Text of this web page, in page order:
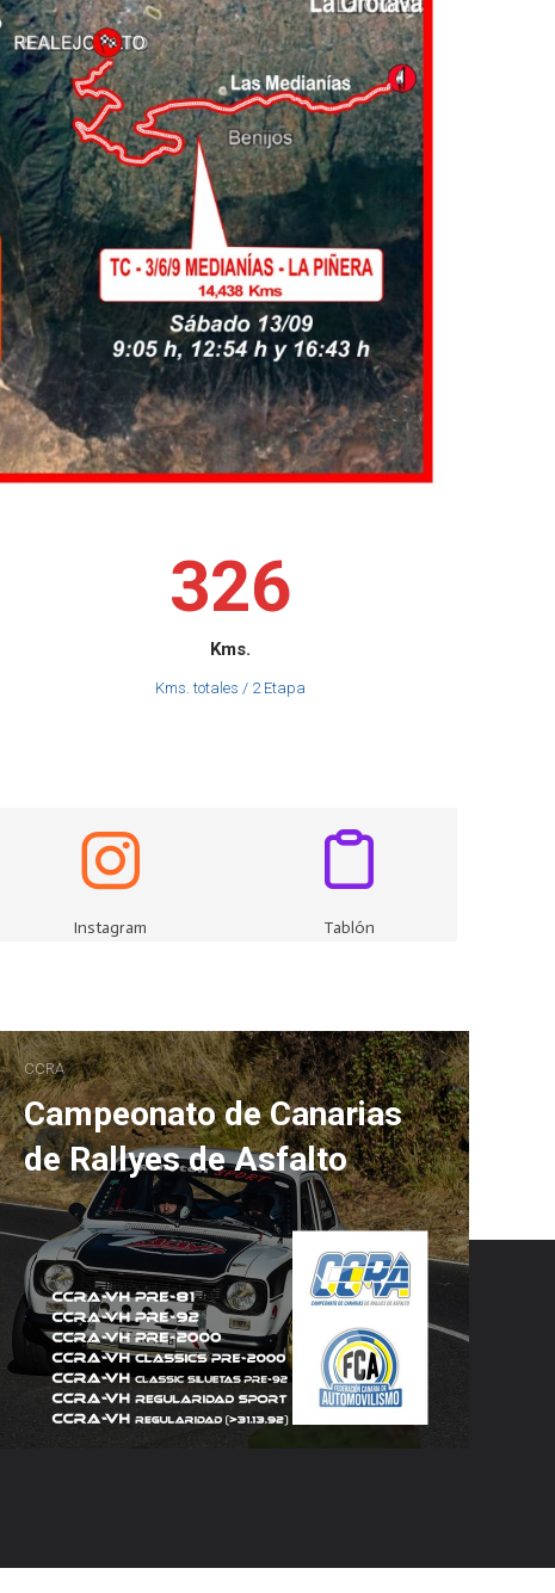
326
Kms.
Kms. totales / 2 Etapa
Instagram Tablón
CCRA
Campeonato de Canarias
de Rallyes de Asfalto